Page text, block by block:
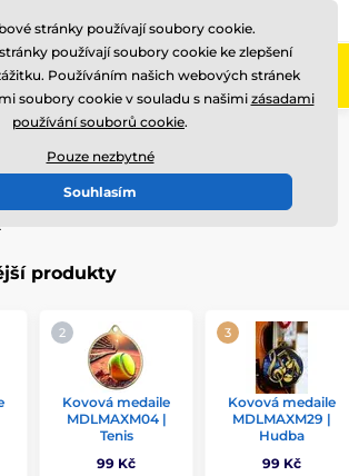
8-17)
s grafikou (UV potisk na zadní stranu medaile)
produkty
Kovová medaile
MDLMAXM04 |
Tenis
99 Kč
Kovová medaile
MDLMAXM29 |
Hudba
99 Kč
stránky používají soubory cookie.
používají soubory cookie ke zlepšení
Používáním našich webových stránek
soubory cookie v souladu s našimi zásadami
používání souborů cookie.
Pouze nezbytné
Souhlasím